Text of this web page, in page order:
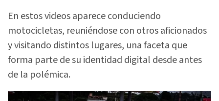
En estos videos aparece conduciendo
motocicletas, reuniéndose con otros aficionados
y visitando distintos lugares, una faceta que
forma parte de su identidad digital desde antes
de la polémica.